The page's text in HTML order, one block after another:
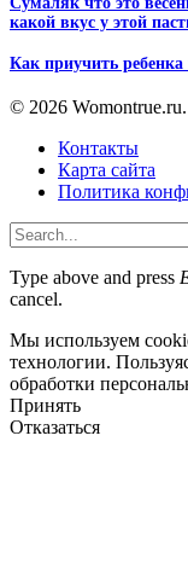
какой вкус у этой
Как приучить
© 2026
Контакты
Карта сайта
Политика
Type above and press
cancel.
Мы используем
технологии.
обработки
Принять
Отказаться